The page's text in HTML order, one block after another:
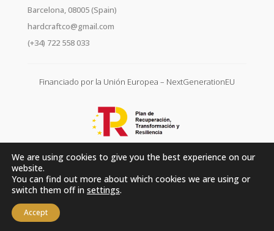
Barcelona, 08005 (Spain)
hardcraftco@gmail.com
(+34) 722 558 033
Financiado por la Unión Europea – NextGenerationEU
We are using cookies to give you the best experience on our
website.
You can find out more about which cookies we are using or
switch them off in settings.
Accept